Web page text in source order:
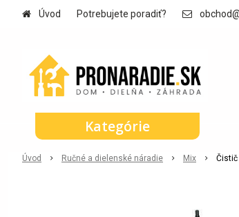
Úvod Potrebujete poradiť?
Úvod Ručné a dielenské náradie Mix Čistič
Kategórie